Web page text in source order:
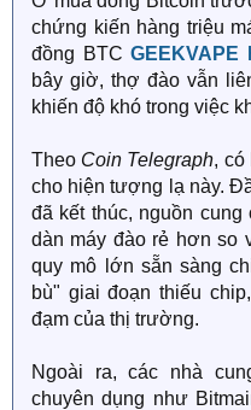
chứng kiến hàng triệu
đồng BTCGEEKVAPE
bây giờ, thợ đào vẫn
khiến độ khó trong việc
Theo Coin Telegraph, có
cho hiện tượng lạ này.
đã kết thúc, nguồn
dàn máy đào rẻ hơn so
quy mô lớn sẵn sàng
bù" giai đoạn thiếu
đạm của thị trường.
Ngoài ra, các nhà
chuyên dụng như